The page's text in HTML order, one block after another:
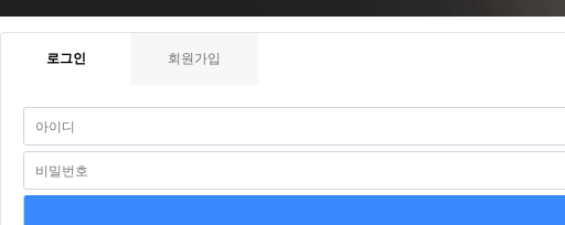
로그인 회원가입